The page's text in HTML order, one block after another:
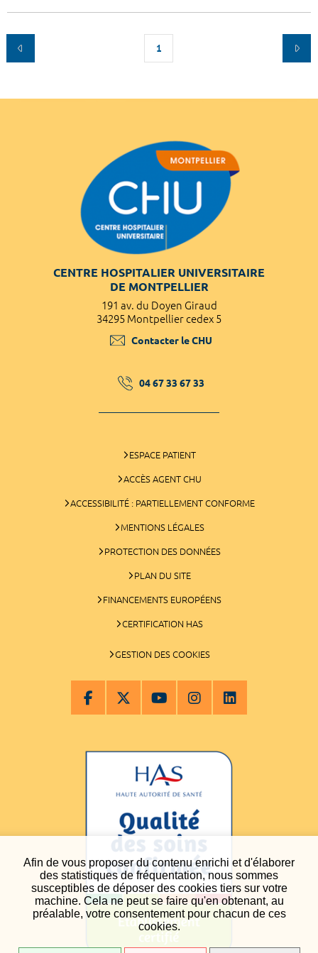
Afin de vous proposer du contenu enrichi et d'élaborer
des statistiques de fréquentation, nous sommes
susceptibles de déposer des cookies tiers sur votre
machine. Cela ne peut se faire qu'en obtenant, au
préalable, votre consentement pour chacun de ces
cookies.
1
CENTRE HOSPITALIER UNIVERSITAIRE
DE MONTPELLIER
191 av. du Doyen Giraud
34295 Montpellier cedex 5
Contacter le CHU
04 67 33 67 33
ESPACE PATIENT
ACCÈS AGENT CHU
ACCESSIBILITÉ : PARTIELLEMENT CONFORME
MENTIONS LÉGALES
PROTECTION DES DONNÉES
PLAN DU SITE
FINANCEMENTS EUROPÉENS
CERTIFICATION HAS
GESTION DES COOKIES